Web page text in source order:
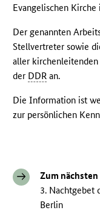
Evangelischen
Der genannten
Stellvertreter sowie
aller
der DDR an.
Die Information ist
zur persönlichen
Zum
3. Nachtgebet
Berlin